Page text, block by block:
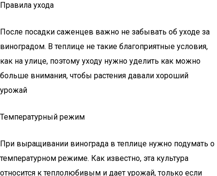
Правила ухода
После посадки саженцев важно не забывать об уходе за
виноградом. В теплице не такие благоприятные условия,
как на улице, поэтому уходу нужно уделить как можно
больше внимания, чтобы растения давали хороший
урожай
Температурный режим
При выращивании винограда в теплице нужно подумать о
температурном режиме. Как известно, эта культура
относится к теплолюбивым и дает урожай, только если